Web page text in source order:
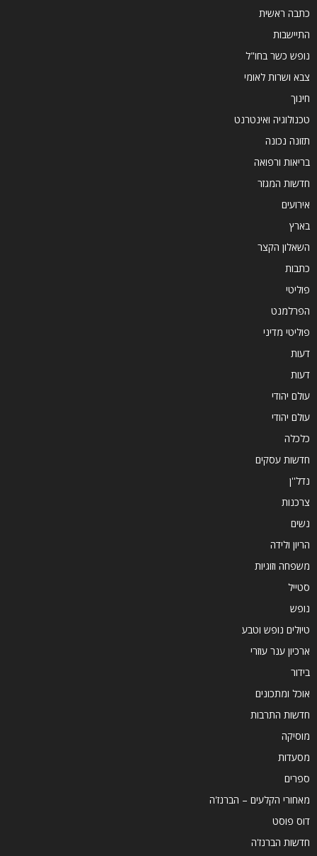
כתבה ראשית
התיישבות
נופש כשר בחו"ל
צבא ושרות לאומי
חינוך
טכנולוגיה ואינטרנט
תזונה נכונה
בריאות ורפואה
חדשות המגזר
אירועים
בארץ
השאלון הקצר
כתבות
פוליטי
הפרלמנט
פוליטי מדיני
דעות
דעות
עולם יהודי
עולם יהודי
כלכלה
חדשות עסקים
נדל''ן
צרכנות
נשים
הריון ולידה
משפחה וזוגיות
סטייל
נופש
טיולים נופש וטבע
ארכיון ענר עוזרי
בידור
אוכל ומתכונים
חדשות התרבות
מוסיקה
מסעדות
ספרים
מאחורי הקלעים – הברנז'ה
דוס פוסט
חדשות הברנז'ה